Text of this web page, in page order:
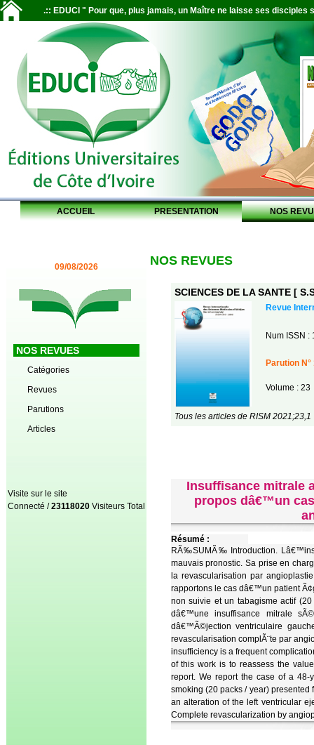
.:: EDUCI " Pour que, plus jamais, un Maître ne laisse ses disciples
ACCUEIL PRESENTATION NOS
09/08/2026
NOS REVUES
Catégories
Revues
Parutions
Articles
Visite sur le site
Connecté /23118020 Visiteurs Total
NOS REVUES
SCIENCES DE LA SANTE [
Revue
Num ISSN :
Parution N°
Volume : 23
Tous les articles de RISM 2021;23,1
Insuffisance mitrale
propos dâ€™un
Résumé :
RÃ‰SUMÃ‰ Introduction.
mauvais pronostic. Sa prise en
la revascularisation par
rapportons le cas dâ€™un patient
non suivie et un tabagisme actif
dâ€™une insuffisance mitrale
dâ€™Ã©jection ventriculaire
revascularisation complÃ¨te par
insufficiency is a frequent
of this work is to reassess the
report. We report the case of a 48-
smoking (20 packs / year)
an alteration of the left ventricular
Complete revascularization by